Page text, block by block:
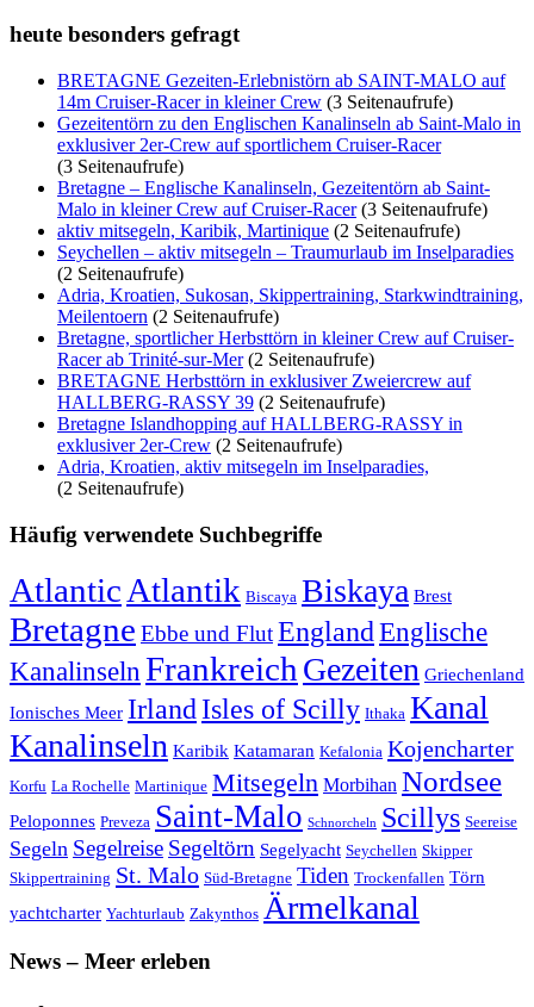
heute besonders gefragt
BRETAGNE Gezeiten-Erlebnistörn ab SAINT-MALO auf
14m Cruiser-Racer in kleiner Crew (3 Seitenaufrufe)
Gezeitentörn zu den Englischen Kanalinseln ab Saint-Malo in
exklusiver 2er-Crew auf sportlichem Cruiser-Racer
(3 Seitenaufrufe)
Bretagne – Englische Kanalinseln, Gezeitentörn ab Saint-
Malo in kleiner Crew auf Cruiser-Racer(3 Seitenaufrufe)
aktiv mitsegeln, Karibik, Martinique (2 Seitenaufrufe)
Seychellen – aktiv mitsegeln – Traumurlaub im Inselparadies
(2 Seitenaufrufe)
Adria, Kroatien, Sukosan, Skippertraining, Starkwindtraining,
Meilentoern (2 Seitenaufrufe)
Bretagne, sportlicher Herbsttörn in kleiner Crew auf Cruiser-
Racer ab Trinité-sur-Mer(2 Seitenaufrufe)
BRETAGNE Herbsttörn in exklusiver Zweiercrew auf
HALLBERG-RASSY 39 (2 Seitenaufrufe)
Bretagne Islandhopping auf HALLBERG-RASSY in
exklusiver 2er-Crew (2 Seitenaufrufe)
Adria, Kroatien, aktiv mitsegeln im Inselparadies,
(2 Seitenaufrufe)
Häufig verwendete Suchbegriffe
Atlantic Atlantik Biscaya Biskaya Brest
Bretagne Ebbe und Flut EnglandEnglische
Kanalinseln Frankreich Gezeiten Griechenland
Ionisches Meer Irland Isles of Scilly Ithaka Kanal
Kanalinseln Karibik Katamaran Kefalonia Kojencharter
Korfu La Rochelle Martinique Mitsegeln Morbihan Nordsee
Peloponnes Preveza Saint-Malo Schnorcheln Scillys Seereise
Segeln Segelreise Segeltörn Segelyacht Seychellen Skipper
Skippertraining St. Malo Süd-Bretagne Tiden Trockenfallen Törn
yachtcharter Yachturlaub Zakynthos Ärmelkanal
News – Meer erleben